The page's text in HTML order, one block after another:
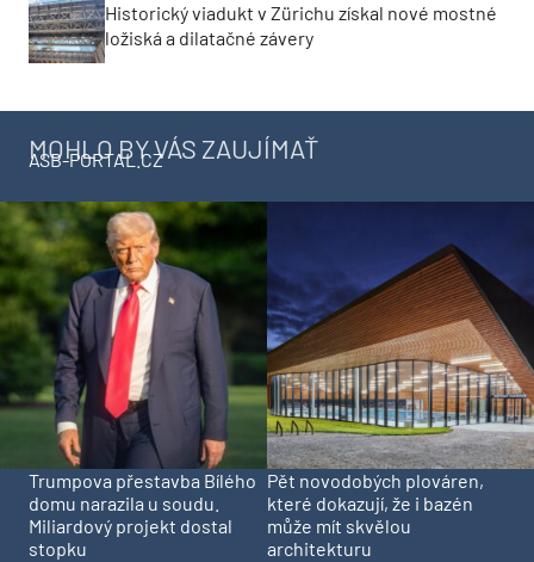
Historický viadukt v Zürichu získal nové mostné
ložiská a dilatačné závery
MOHLO BY VÁS ZAUJÍMAŤ
ASB-PORTAL.CZ
Trumpova přestavba Bílého
domu narazila u soudu.
Miliardový projekt dostal
stopku
Pět novodobých plováren,
které dokazují, že i bazén
může mít skvělou
architekturu